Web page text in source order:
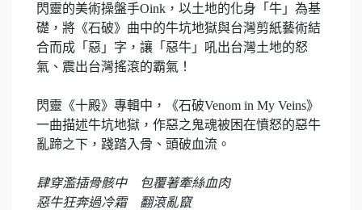
閃靈的美術操盤手Oink，以土地的化身「牛」為基
礎，將《石破》曲中的牛坑地獄與台灣剪紙藝術結
合而成「惡」字，讓「惡牛」吼出台灣土地的怒
氣、震出台灣搖滾的霸氣！
閃靈《十殿》專輯中，《石破Venom in My Veins》
一曲描述牛坑地獄，作惡之鬼魂被困在憤怒的惡牛
亂蹄之下，踐踏入骨、頭破血流。
肆穿濫插骨骸中 包覆著牽絲血肉
惡牛狂奔過冷霜 翻滾亂竄